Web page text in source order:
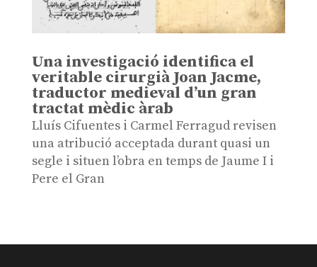
Una investigació identifica el
veritable cirurgià Joan Jacme,
traductor medieval d’un gran
tractat mèdic àrab
Lluís Cifuentes i Carmel Ferragud revisen
una atribució acceptada durant quasi un
segle i situen l’obra en temps de Jaume I i
Pere el Gran